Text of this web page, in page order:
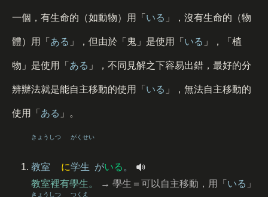
一個，有生命的（如動物）用「 いる 」，沒有生命的（物
體）用「 ある 」，但由於「鬼」是使用「 いる 」，「植
物」是使用「 ある 」，不同見解之下容易出錯，最好的分
辨辦法就是能自主移動的使用「 いる 」，無法自主移動的
使用「 ある 」。
教室
きょうしつ
に学生
がくせい
がいる 。
教室裡有學生。
→ 學生＝可以自主移動，用「 いる 」
きょうしつ つくえ